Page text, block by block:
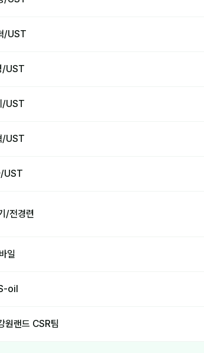
/UST
/UST
/UST
/UST
/UST
/전경련
일
oil
원랜드 CSR팀